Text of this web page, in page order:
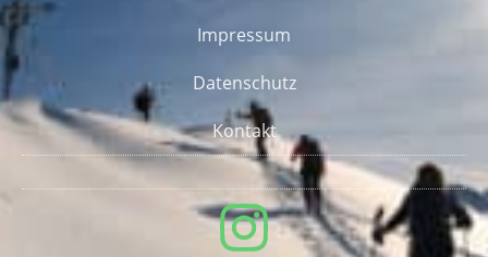
Impressum
Datenschutz
Kontakt